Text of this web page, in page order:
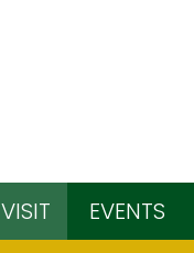
VISIT EVENTS